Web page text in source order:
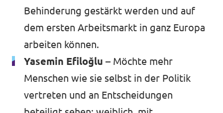
Behinderung gestärkt werden und auf
dem ersten Arbeitsmarkt in ganz Europa
arbeiten können.
Yasemin Efiloğlu – Möchte mehr
Menschen wie sie selbst in der Politik
vertreten und an Entscheidungen